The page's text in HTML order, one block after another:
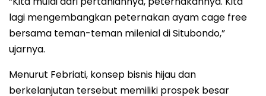
lagi mengembangkan peternakan ayam cage free
bersama teman-teman milenial di Situbondo,”
ujarnya.
Menurut Febriati, konsep bisnis hijau dan
berkelanjutan tersebut memiliki prospek besar